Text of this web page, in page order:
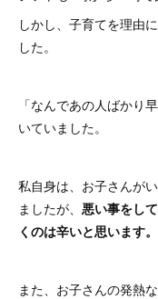
しかし、子育てを理由
した。
「なんであの人ばかり
いていました。
私自身は、お子さんが
ましたが、 悪い事をし
くのは辛いと思います。
また、お子さんの発熱